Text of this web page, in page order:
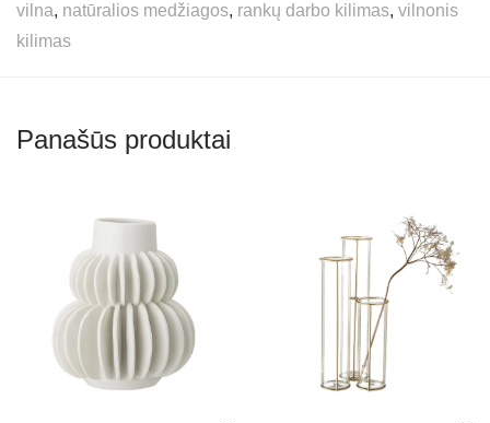
vilna, natūralios medžiagos, rankų darbo kilimas, vilnonis
kilimas
Panašūs produktai